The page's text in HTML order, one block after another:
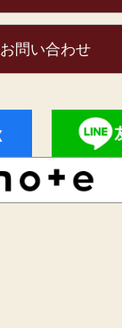
お問い合わせ